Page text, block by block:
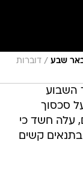
באר שבע / דוברות
השבוע
סכסוך
עלה חשד כי
קשים